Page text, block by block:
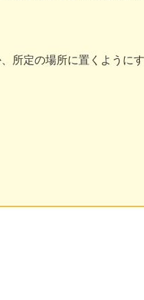
所定の場所に置くように